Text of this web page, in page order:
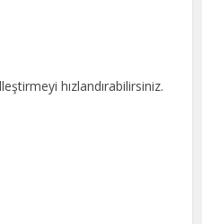
hızlandırabilirsiniz.